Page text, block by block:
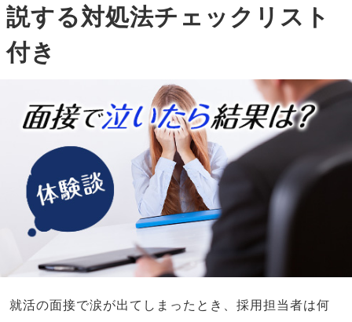
説する対処法チェックリスト
付き
就活の面接で涙が出てしまったとき、採用担当者は何